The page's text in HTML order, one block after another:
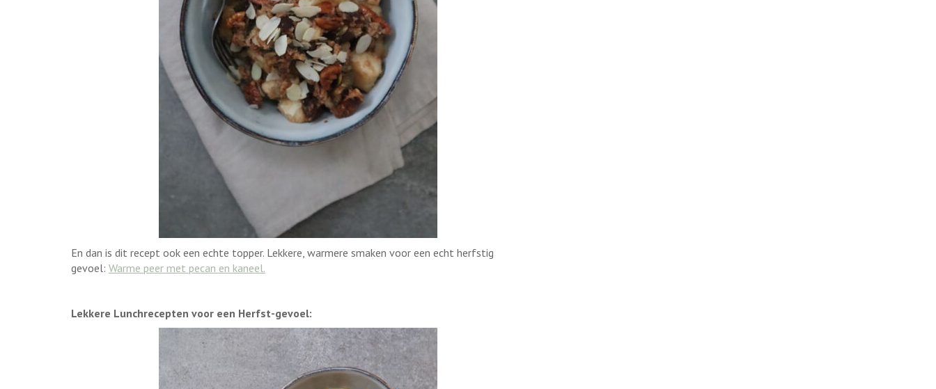
En dan is dit recept ook een echte topper. Lekkere, warmere smaken voor een echt herfstig
gevoel: Warme peer met pecan en kaneel.
Lekkere Lunchrecepten voor een Herfst-gevoel: